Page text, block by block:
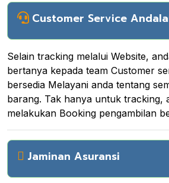
Customer Service
Selain tracking melalui Website,
bertanya kepada team Customer
bersedia Melayani anda tentang
barang. Tak hanya untuk tracking,
melakukan Booking pengambilan
Jaminan Asuransi